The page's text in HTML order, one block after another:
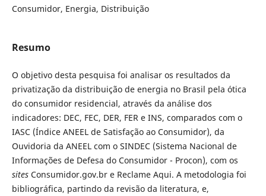
Consumidor, Energia, Distribuição
Resumo
O objetivo desta pesquisa foi analisar os resultados da
privatização da distribuição de energia no Brasil pela ótica
do consumidor residencial, através da análise dos
indicadores: DEC, FEC, DER, FER e INS, comparados com o
IASC (Índice ANEEL de Satisfação ao Consumidor), da
Ouvidoria da ANEEL com o SINDEC (Sistema Nacional de
Informações de Defesa do Consumidor - Procon), com os
sitesConsumidor.gov.br e Reclame Aqui. A metodologia foi
bibliográfica, partindo da revisão da literatura, e,